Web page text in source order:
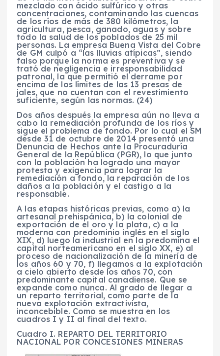
mezclado con ácido sulfúrico y otras
concentraciones, contaminando las cuencas
de los ríos de más de 380 kilómetros, la
agricultura, pesca, ganado, aguas y sobre
todo la salud de los poblados de 25 mil
personas. La empresa Buena Vista del Cobre
de GM culpó a “las lluvias atípicas”, siendo
falso porque la norma es preventiva y se
trató de negligencia e irresponsabilidad
patronal, la que permitió el derrame por
encima de los límites de las 13 presas de
jales, que no cuentan con el revestimiento
suficiente, según las normas. (24)
Dos años después la empresa aún no lleva a
cabo la remediación profunda de los ríos y
sigue el problema de fondo. Por lo cual el SM
desde 31 de octubre de 2014 presentó una
Denuncia de Hechos ante la Procuraduría
General de la República (PGR), lo que junto
con la población ha logrado una mayor
protesta y exigencia para lograr la
remediación a fondo, la reparación de los
daños a la población y el castigo a la
responsable.
A las etapas históricas previas, como a) la
artesanal prehispánica, b) la colonial de
exportación de el oro y la plata, c) a la
moderna con predominio inglés en el siglo
XIX, d) luego la industrial en la predomina el
capital norteamericano en el siglo XX, e) al
proceso de nacionalización de la minería de
los años 60 y 70, f) llegamos a la explotación
a cielo abierto desde los años 70, con
predominante capital canadiense. Que se
expande como nunca. Al grado de llegar a
un reparto territorial, como parte de la
nueva explotación extractivista,
inconcebible. Como se muestra en los
cuadros I y II al final del texto.
Cuadro I. REPARTO DEL TERRITORIO
NACIONAL POR CONCESIONES MINERAS